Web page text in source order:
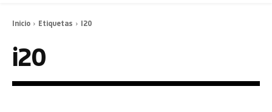
Inicio Etiquetas I20
i20